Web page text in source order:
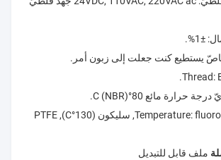
8.Temperature: fluororubber (130°C), سليكون (130°C), PTFE
ملف قابل للتبديل